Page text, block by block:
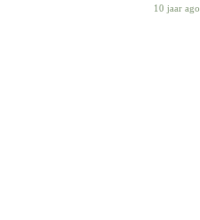
10 jaar ago